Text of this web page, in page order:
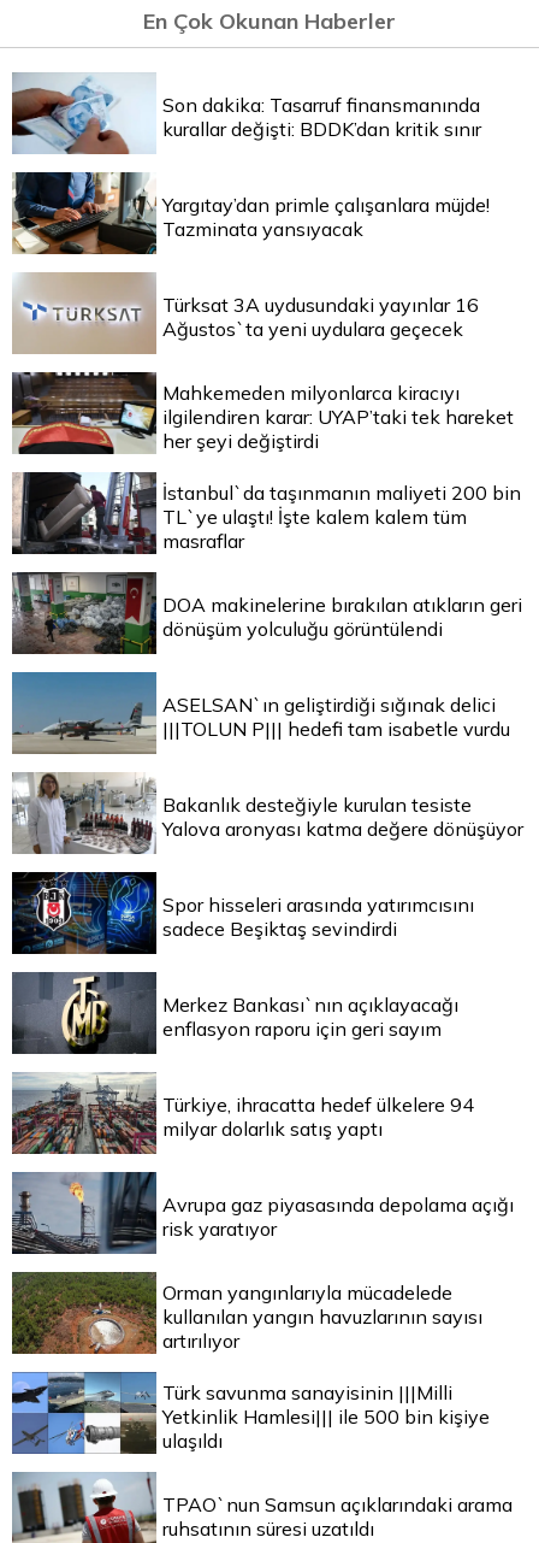
En Çok Okunan Haberler
Son dakika: Tasarruf finansmanında
kurallar değişti: BDDK’dan kritik sınır
Yargıtay’dan primle çalışanlara müjde!
Tazminata yansıyacak
Türksat 3A uydusundaki yayınlar 16
Ağustos`ta yeni uydulara geçecek
Mahkemeden milyonlarca kiracıyı
ilgilendiren karar: UYAP’taki tek hareket
her şeyi değiştirdi
İstanbul`da taşınmanın maliyeti 200 bin
TL`ye ulaştı! İşte kalem kalem tüm
masraflar
DOA makinelerine bırakılan atıkların geri
dönüşüm yolculuğu görüntülendi
ASELSAN`ın geliştirdiği sığınak delici
|||TOLUN P||| hedefi tam isabetle vurdu
Bakanlık desteğiyle kurulan tesiste
Yalova aronyası katma değere dönüşüyor
Spor hisseleri arasında yatırımcısını
sadece Beşiktaş sevindirdi
Merkez Bankası`nın açıklayacağı
enflasyon raporu için geri sayım
Türkiye, ihracatta hedef ülkelere 94
milyar dolarlık satış yaptı
Avrupa gaz piyasasında depolama açığı
risk yaratıyor
Orman yangınlarıyla mücadelede
kullanılan yangın havuzlarının sayısı
artırılıyor
Türk savunma sanayisinin |||Milli
Yetkinlik Hamlesi||| ile 500 bin kişiye
ulaşıldı
TPAO`nun Samsun açıklarındaki arama
ruhsatının süresi uzatıldı